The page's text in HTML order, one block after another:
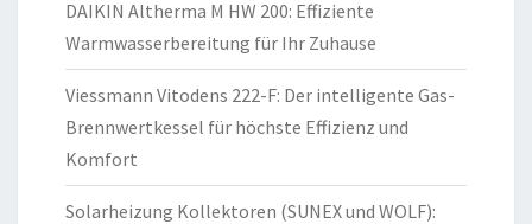
DAIKIN Altherma M HW 200: Effiziente
Warmwasserbereitung für Ihr Zuhause
Viessmann Vitodens 222-F: Der intelligente Gas-
Brennwertkessel für höchste Effizienz und
Komfort
Solarheizung Kollektoren (SUNEX und WOLF):